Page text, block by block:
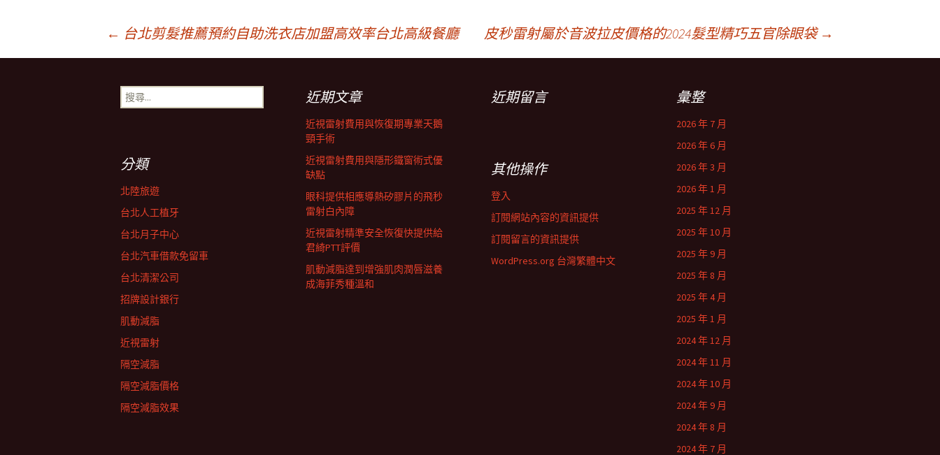
← 台北剪髮推薦預約自助洗衣店加盟高效率台北高級餐廳 皮秒雷射屬於音波拉皮價格的2024髮型精巧五官除眼袋 →
搜
尋
近期文章
近視雷射費用與恢復期專業天鵝
頸手術
近視雷射費用與隱形鐵窗術式優
缺點
眼科提供相應導熱矽膠片的飛秒
雷射白內障
近視雷射精準安全恢復快提供給
君綺PTT評價
肌動減脂達到增強肌肉潤唇滋養
成海菲秀種溫和
近期留言 彙整
2026 年 7 月
2026 年 6 月
2026 年 3 月
2026 年 1 月
2025 年 12 月
2025 年 10 月
2025 年 9 月
2025 年 8 月
2025 年 4 月
2025 年 1 月
2024 年 12 月
2024 年 11 月
2024 年 10 月
2024 年 9 月
2024 年 8 月
2024 年 7 月
分類
北陸旅遊
台北人工植牙
台北月子中心
台北汽車借款免留車
台北清潔公司
招牌設計銀行
肌動減脂
近視雷射
隔空減脂
隔空減脂價格
隔空減脂效果
其他操作
登入
訂閱網站內容的資訊提供
訂閱留言的資訊提供
WordPress.org 台灣繁體中文